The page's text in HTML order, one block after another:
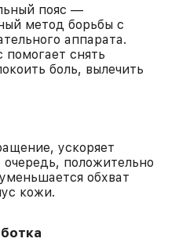
пояс —
метод борьбы с
аппарата.
помогает снять
боль, вылечить
ускоряет
положительно
обхват
кожи.